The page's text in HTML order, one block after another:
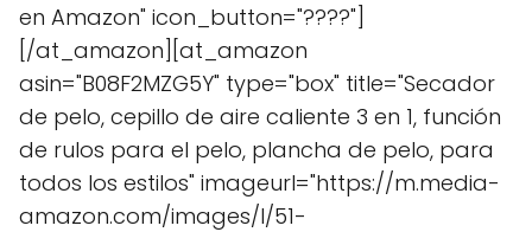
en Amazon" icon_button="????"]
[/at_amazon][at_amazon
asin="B08F2MZG5Y" type="box" title="Secador
de pelo, cepillo de aire caliente 3 en 1, función
de rulos para el pelo, plancha de pelo, para
todos los estilos" imageurl="https://m.media-
amazon.com/images/I/51-